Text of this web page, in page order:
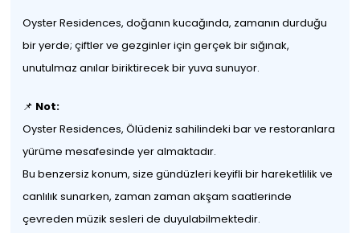
Oyster Residences, doğanın kucağında, zamanın durduğu
bir yerde; çiftler ve gezginler için gerçek bir sığınak,
unutulmaz anılar biriktirecek bir yuva sunuyor.
📌 Not:
Oyster Residences, Ölüdeniz sahilindeki bar ve restoranlara
yürüme mesafesinde yer almaktadır.
Bu benzersiz konum, size gündüzleri keyifli bir hareketlilik ve
canlılık sunarken, zaman zaman akşam saatlerinde
çevreden müzik sesleri de duyulabilmektedir.